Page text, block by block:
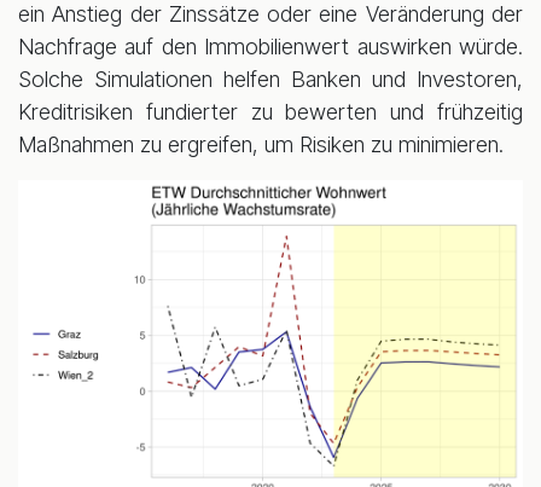
ein Anstieg der Zinssätze oder eine Veränderung der
Nachfrage auf den Immobilienwert auswirken würde.
Solche Simulationen helfen Banken und Investoren,
Kreditrisiken fundierter zu bewerten und frühzeitig
Maßnahmen zu ergreifen, um Risiken zu minimieren.